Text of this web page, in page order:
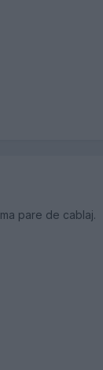
pare de cablaj.